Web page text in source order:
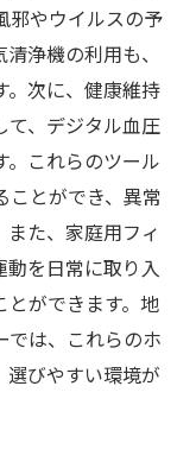
ムケア製品
の選び方
と対策
り入れる
べきポイント
製品の選び方
け方
品選び
び方
邪やウイルスの予
浄機の利用も、
。次に、健康維持
て、デジタル血圧
。これらのツール
ことができ、異常
た、家庭用フィ
動を日常に取り入
とができます。地
では、これらのホ
選びやすい環境が